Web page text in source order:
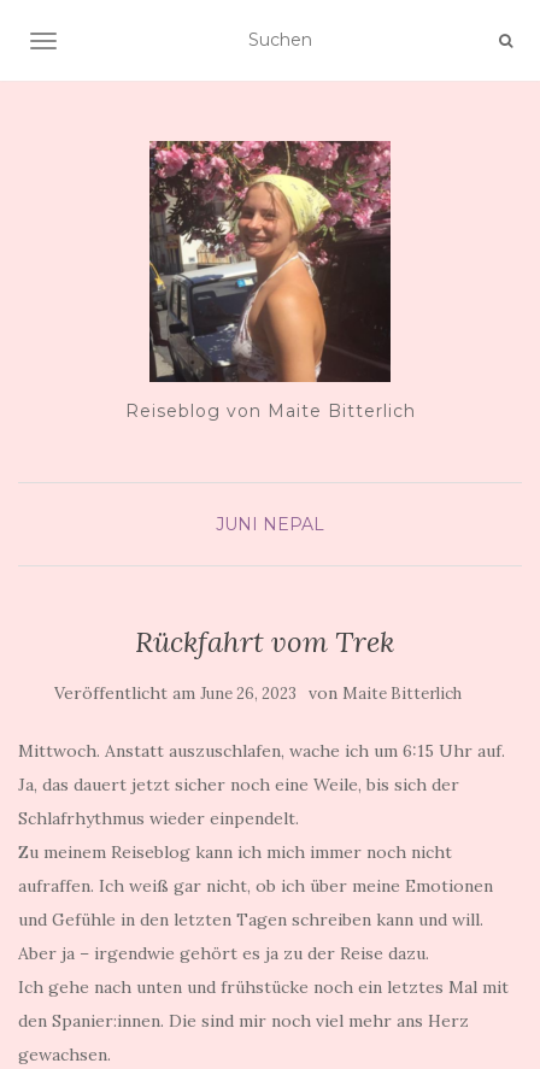
NAVIGATION UMSCHALTEN
Reiseblog von Maite Bitterlich
JUNI NEPAL
Rückfahrt vom Trek
Veröffentlicht am June 26, 2023 von Maite Bitterlich
Mittwoch. Anstatt auszuschlafen, wache ich um 6:15 Uhr auf.
Ja, das dauert jetzt sicher noch eine Weile, bis sich der
Schlafrhythmus wieder einpendelt.
Zu meinem Reiseblog kann ich mich immer noch nicht
aufraffen. Ich weiß gar nicht, ob ich über meine Emotionen
und Gefühle in den letzten Tagen schreiben kann und will.
Aber ja – irgendwie gehört es ja zu der Reise dazu.
Ich gehe nach unten und frühstücke noch ein letztes Mal mit
den Spanier:innen. Die sind mir noch viel mehr ans Herz
gewachsen.